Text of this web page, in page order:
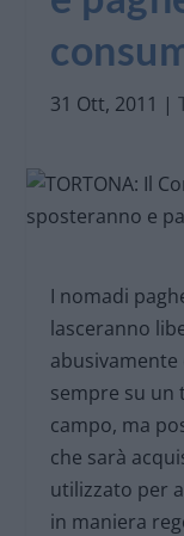
31 Ott, 2011 |
I nomadi
lasceranno
sempre su un
campo, ma
che sarà
utilizzato per
in maniera